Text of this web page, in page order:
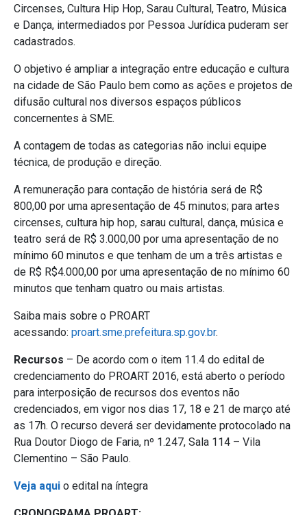
Circenses, Cultura Hip Hop, Sarau Cultural, Teatro, Música
e Dança, intermediados por Pessoa Jurídica puderam ser
cadastrados.
O objetivo é ampliar a integração entre educação e cultura
na cidade de São Paulo bem como as ações e projetos de
difusão cultural nos diversos espaços públicos
concernentes à SME.
A contagem de todas as categorias não inclui equipe
técnica, de produção e direção.
A remuneração para contação de história será de R$
800,00 por uma apresentação de 45 minutos; para artes
circenses, cultura hip hop, sarau cultural, dança, música e
teatro será de R$ 3.000,00 por uma apresentação de no
mínimo 60 minutos e que tenham de um a três artistas e
de R$ R$4.000,00 por uma apresentação de no mínimo 60
minutos que tenham quatro ou mais artistas.
Saiba mais sobre o PROART
acessando: proart.sme.prefeitura.sp.gov.br.
Recursos – De acordo com o item 11.4 do edital de
credenciamento do PROART 2016, está aberto o período
para interposição de recursos dos eventos não
credenciados, em vigor nos dias 17, 18 e 21 de março até
as 17h. O recurso deverá ser devidamente protocolado na
Rua Doutor Diogo de Faria, nº 1.247, Sala 114 – Vila
Clementino – São Paulo.
Veja aqui o edital na íntegra